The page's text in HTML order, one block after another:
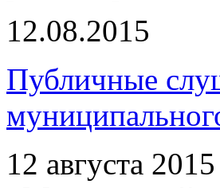
12.08.2015
Публичные
12 августа